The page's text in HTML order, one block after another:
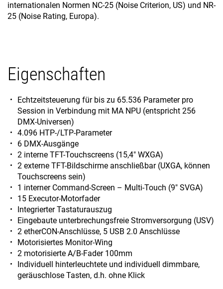
internationalen Normen NC-25 (Noise Criterion, US) und NR-
25 (Noise Rating, Europa).
Eigenschaften
Echtzeitsteuerung für bis zu 65.536 Parameter pro
Session in Verbindung mit MA NPU (entspricht 256
DMX-Universen)
4.096 HTP-/LTP-Parameter
6 DMX-Ausgänge
2 interne TFT-Touchscreens (15,4" WXGA)
2 externe TFT-Bildschirme anschließbar (UXGA, können
Touchscreens sein)
1 interner Command-Screen – Multi-Touch (9" SVGA)
15 Executor-Motorfader
Integrierter Tastaturauszug
Eingebaute unterbrechungsfreie Stromversorgung (USV)
2 etherCON-Anschlüsse, 5 USB 2.0 Anschlüsse
Motorisiertes Monitor-Wing
2 motorisierte A/B-Fader 100mm
Individuell hinterleuchtete und individuell dimmbare,
geräuschlose Tasten, d.h. ohne Klick